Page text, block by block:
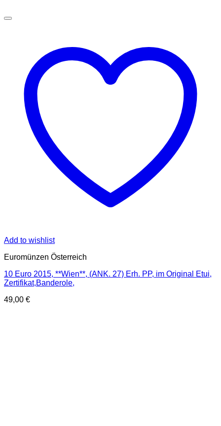
Add to wishlist
Euromünzen Österreich
10 Euro 2015, **Wien**, (ANK. 27) Erh. PP, im Original Etui,
Zertifikat,Banderole,
49,00 €